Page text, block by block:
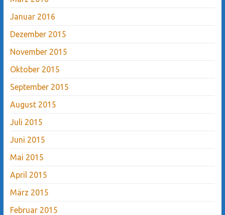
Januar 2016
Dezember 2015
November 2015
Oktober 2015
September 2015
August 2015
Juli 2015
Juni 2015
Mai 2015
April 2015
März 2015
Februar 2015